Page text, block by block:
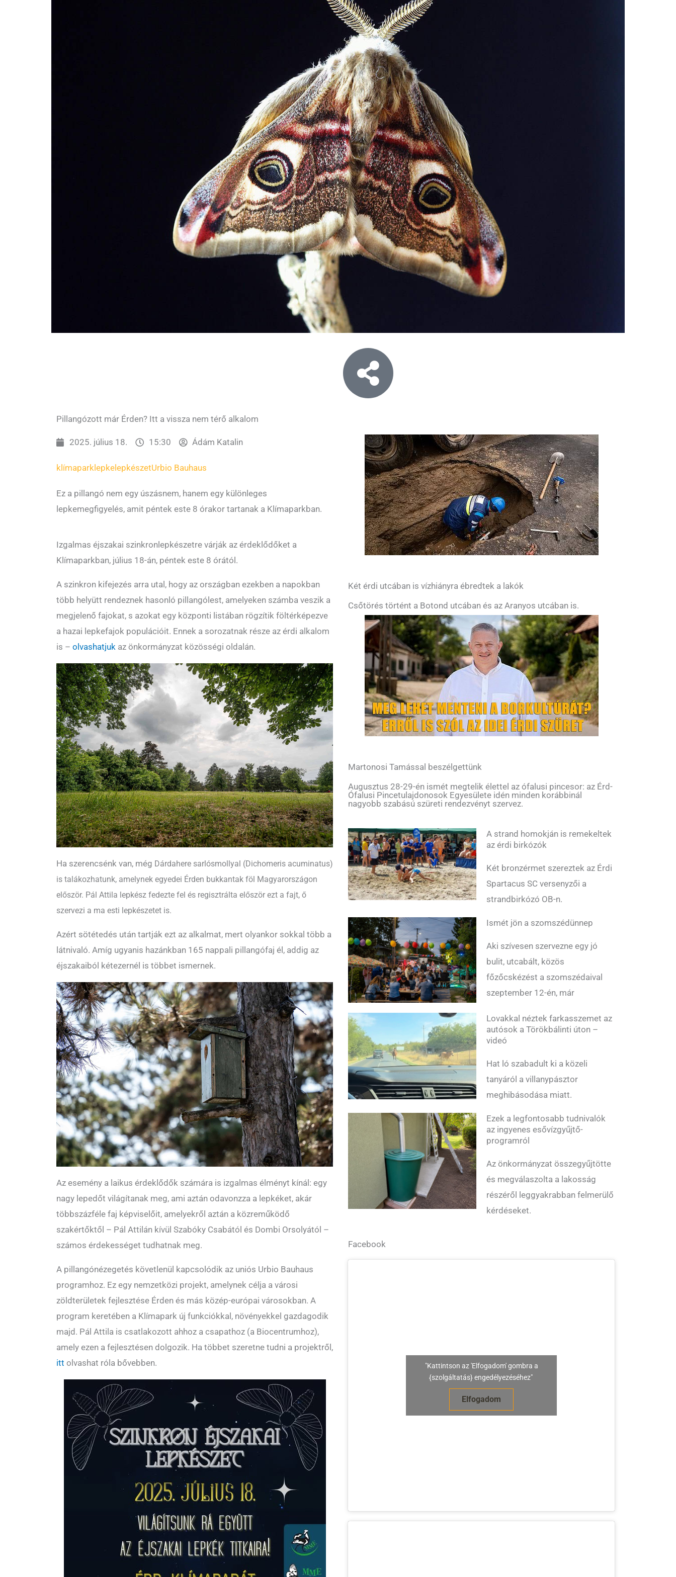
Pillangózott már Érden? Itt a vissza nem térő alkalom
2025. július 18. 15:30 Ádám Katalin
klímaparklepkelepkészetUrbio Bauhaus
Ez a pillangó nem egy úszásnem, hanem egy különleges
lepkemegfigyelés, amit péntek este 8 órakor tartanak a Klímaparkban.
Izgalmas éjszakai szinkronlepkészetre várják az érdeklődőket a
Klímaparkban, július 18-án, péntek este 8 órától.
A szinkron kifejezés arra utal, hogy az országban ezekben a napokban
több helyütt rendeznek hasonló pillangólest, amelyeken számba veszik a
megjelenő fajokat, s azokat egy központi listában rögzítik föltérképezve
a hazai lepkefajok populációit. Ennek a sorozatnak része az érdi alkalom
is – olvashatjuk az önkormányzat közösségi oldalán.
Ha szerencsénk van, még Dárdahere sarlósmollyal (Dichomeris acuminatus)
is talákozhatunk, amelynek egyedei Érden bukkantak föl Magyarországon
először. Pál Attila lepkész fedezte fel és regisztrálta először ezt a fajt, ő
szervezi a ma esti lepkészetet is.
Azért sötétedés után tartják ezt az alkalmat, mert olyankor sokkal több a
látnivaló. Amíg ugyanis hazánkban 165 nappali pillangófaj él, addig az
éjszakaiból kétezernél is többet ismernek.
Az esemény a laikus érdeklődők számára is izgalmas élményt kínál: egy
nagy lepedőt világítanak meg, ami aztán odavonzza a lepkéket, akár
többszázféle faj képviselőit, amelyekről aztán a közreműködő
szakértőktől – Pál Attilán kívül Szabóky Csabától és Dombi Orsolyától –
számos érdekességet tudhatnak meg.
A pillangónézegetés követlenül kapcsolódik az uniós Urbio Bauhaus
programhoz. Ez egy nemzetközi projekt, amelynek célja a városi
zöldterületek fejlesztése Érden és más közép-európai városokban. A
program keretében a Klímapark új funkciókkal, növényekkel gazdagodik
majd. Pál Attila is csatlakozott ahhoz a csapathoz (a Biocentrumhoz),
amely ezen a fejlesztésen dolgozik. Ha többet szeretne tudni a projektről,
itt olvashat róla bővebben.
Két érdi utcában is vízhiányra ébredtek a lakók
Csőtörés történt a Botond utcában és az Aranyos utcában is.
Martonosi Tamással beszélgettünk
Augusztus 28-29-én ismét megtelik élettel az ófalusi pincesor: az Érd-
Ófalusi Pincetulajdonosok Egyesülete idén minden korábbinál
nagyobb szabású szüreti rendezvényt szervez.
A strand homokján is remekeltek
az érdi birkózók
Két bronzérmet szereztek az Érdi
Spartacus SC versenyzői a
strandbirkózó OB-n.
Ismét jön a szomszédünnep
Aki szívesen szervezne egy jó
bulit, utcabált, közös
főzőcskézést a szomszédaival
szeptember 12-én, már
Lovakkal néztek farkasszemet az
autósok a Törökbálinti úton –
videó
Hat ló szabadult ki a közeli
tanyáról a villanypásztor
meghibásodása miatt.
Ezek a legfontosabb tudnivalók
az ingyenes esővízgyűjtő-
programról
Az önkormányzat összegyűjtötte
és megválaszolta a lakosság
részéről leggyakrabban felmerülő
kérdéseket.
Facebook
"Kattintson az 'Elfogadom' gombra a
{szolgáltatás} engedélyezéséhez"
Elfogadom